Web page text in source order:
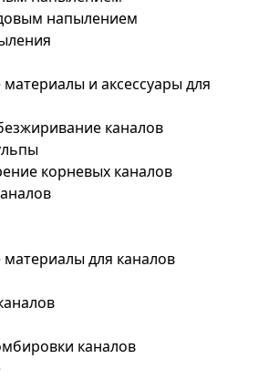
напылением
и аксессуары для
каналов
корневых каналов
для каналов
каналов